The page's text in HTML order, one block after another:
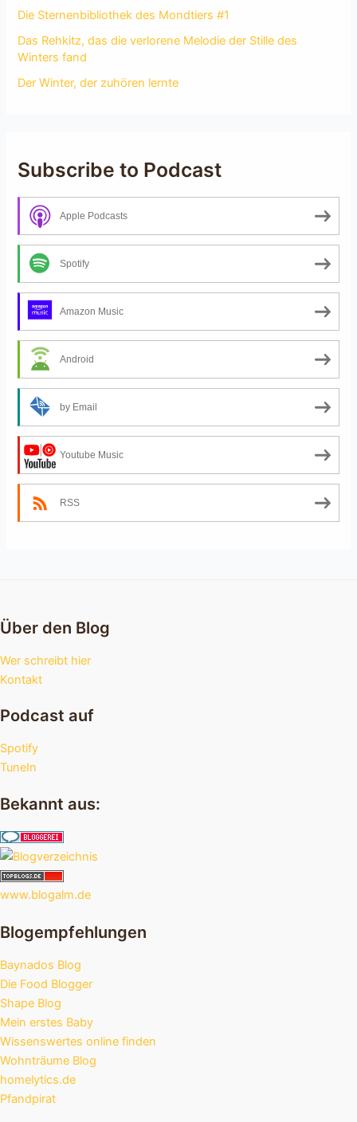
Die Sternenbibliothek des Mondtiers #1
Das Rehkitz, das die verlorene Melodie der Stille des
Winters fand
Der Winter, der zuhören lernte
Subscribe to Podcast
Apple Podcasts
Spotify
Amazon Music
Android
by Email
Youtube Music
RSS
Über den Blog
Wer schreibt hier
Kontakt
Podcast auf
Spotify
TuneIn
Bekannt aus:
www.blogalm.de
Blogempfehlungen
Baynados Blog
Die Food Blogger
Shape Blog
Mein erstes Baby
Wissenswertes online finden
Wohnträume Blog
homelytics.de
Pfandpirat